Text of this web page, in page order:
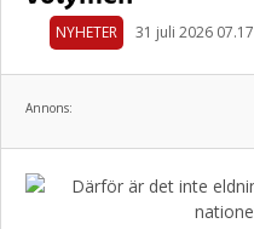
NYHETER 31 juli 2026 07.17
Annons: